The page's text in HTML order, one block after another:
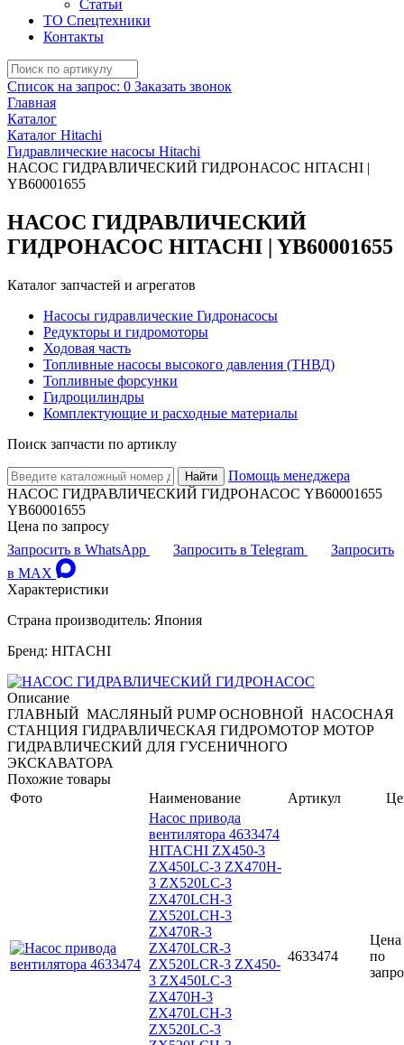
Статьи
ТО Спецтехники
Контакты
Список на запрос: 0 Заказать звонок
Главная
Каталог
Каталог Hitachi
Гидравлические насосы Hitachi
НАСОС ГИДРАВЛИЧЕСКИЙ ГИДРОНАСОС HITACHI |
YB60001655
НАСОС ГИДРАВЛИЧЕСКИЙ
ГИДРОНАСОС HITACHI | YB60001655
Каталог запчастей и агрегатов
Насосы гидравлические Гидронасосы
Редукторы и гидромоторы
Ходовая часть
Топливные насосы высокого давления (ТНВД)
Топливные форсунки
Гидроцилиндры
Комплектующие и расходные материалы
Поиск запчасти по артиклу
Найти
Помощь менеджера
НАСОС ГИДРАВЛИЧЕСКИЙ ГИДРОНАСОС YB60001655
YB60001655
Цена по запросу
Запросить в WhatsApp
Запросить в Telegram
Запросить
в MAX
Характеристики
Страна производитель: Япония
Бренд: HITACHI
Описание
ГЛАВНЫЙ МАСЛЯНЫЙ PUMP ОСНОВНОЙ НАСОСНАЯ
СТАНЦИЯ ГИДРАВЛИЧЕСКАЯ ГИДРОМОТОР МОТОР
ГИДРАВЛИЧЕСКИЙ ДЛЯ ГУСЕНИЧНОГО
ЭКСКАВАТОРА
Похожие товары
Фото
Наименование Артикул
Насос привода
вентилятора 4633474
HITACHI ZX450-3
ZX450LC-3 ZX470H-
3 ZX520LC-3
ZX470LCH-3
ZX520LCH-3
ZX470R-3
ZX470LCR-3
ZX520LCR-3 ZX450-
3 ZX450LC-3
ZX470H-3
ZX470LCH-3
ZX520LC-3
4633474
Цена
по